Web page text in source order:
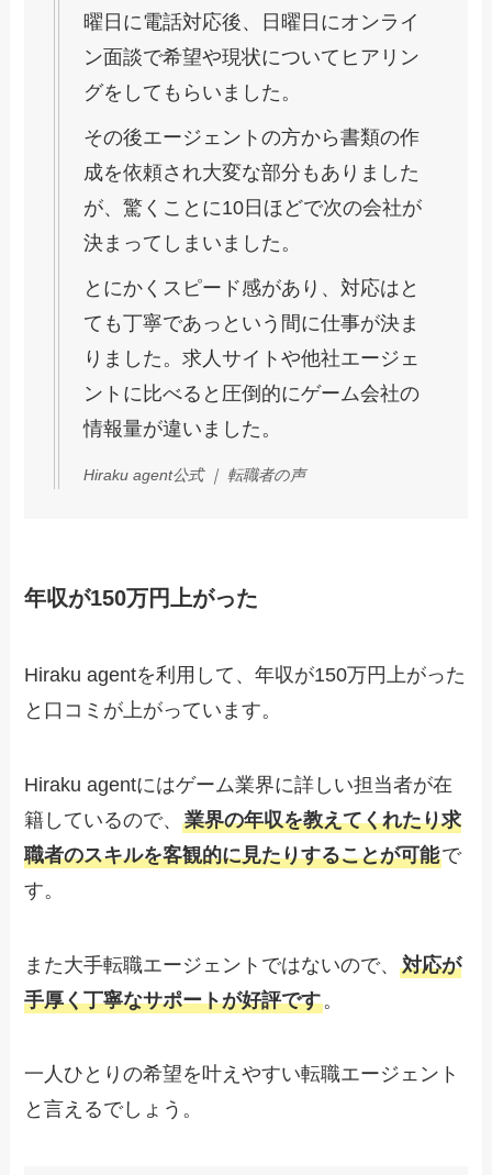
曜日に電話対応後、日曜日にオンライ
ン面談で希望や現状についてヒアリン
グをしてもらいました。
その後エージェントの方から書類の作
成を依頼され大変な部分もありました
が、驚くことに10日ほどで次の会社が
決まってしまいました。
とにかくスピード感があり、対応はと
ても丁寧であっという間に仕事が決ま
りました。求人サイトや他社エージェ
ントに比べると圧倒的にゲーム会社の
情報量が違いました。
Hiraku agent公式 ｜ 転職者の声
年収が150万円上がった
Hiraku agentを利用して、年収が150万円上がった
と口コミが上がっています。
Hiraku agentにはゲーム業界に詳しい担当者が在
籍しているので、業界の年収を教えてくれたり求
職者のスキルを客観的に見たりすることが可能で
す。
また大手転職エージェントではないので、対応が
手厚く丁寧なサポートが好評です。
一人ひとりの希望を叶えやすい転職エージェント
と言えるでしょう。